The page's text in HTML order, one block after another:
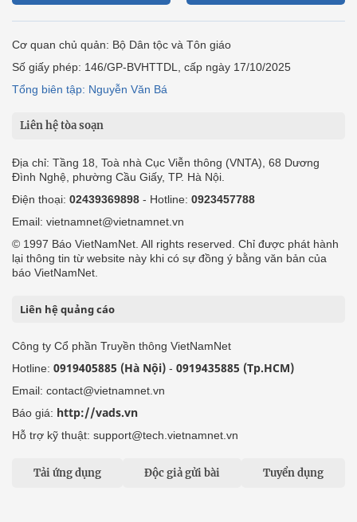
Cơ quan chủ quản: Bộ Dân tộc và Tôn giáo
Số giấy phép: 146/GP-BVHTTDL, cấp ngày 17/10/2025
Tổng biên tập: Nguyễn Văn Bá
Liên hệ tòa soạn
Địa chỉ: Tầng 18, Toà nhà Cục Viễn thông (VNTA), 68 Dương
Đình Nghệ, phường Cầu Giấy, TP. Hà Nội.
Điện thoại: 02439369898 - Hotline: 0923457788
Email: vietnamnet@vietnamnet.vn
© 1997 Báo VietNamNet. All rights reserved. Chỉ được phát hành
lại thông tin từ website này khi có sự đồng ý bằng văn bản của
báo VietNamNet.
Liên hệ quảng cáo
Công ty Cổ phần Truyền thông VietNamNet
Hotline: 0919405885 (Hà Nội) - 0919435885 (Tp.HCM)
Email: contact@vietnamnet.vn
Báo giá: http://vads.vn
Hỗ trợ kỹ thuật: support@tech.vietnamnet.vn
Tải ứng dụng Độc giả gửi bài Tuyển dụng